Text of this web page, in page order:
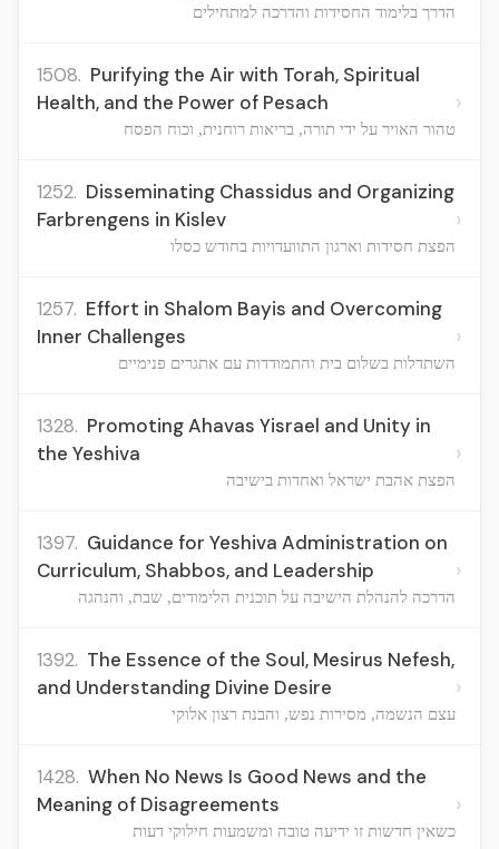
הדרך בלימוד החסידות והדרכה למתחילים
1508. Purifying the Air with Torah, Spiritual
Health, and the Power of Pesach
טהור האויר על ידי תורה, בריאות רוחנית, וכוח הפסח
›
1252. Disseminating Chassidus and Organizing
Farbrengens in Kislev
הפצת חסידות וארגון התוועדויות בחודש כסלו
›
1257. Effort in Shalom Bayis and Overcoming
Inner Challenges
השתדלות בשלום בית והתמודדות עם אתגרים פנימיים
›
1328. Promoting Ahavas Yisrael and Unity in
the Yeshiva
הפצת אהבת ישראל ואחדות בישיבה
›
1397. Guidance for Yeshiva Administration on
Curriculum, Shabbos, and Leadership
הדרכה להנהלת הישיבה על תוכנית הלימודים, שבת, והנהגה
›
1392. The Essence of the Soul, Mesirus Nefesh,
and Understanding Divine Desire
עצם הנשמה, מסירות נפש, והבנת רצון אלוקי
›
1428. When No News Is Good News and the
Meaning of Disagreements
כשאין חדשות זו ידיעה טובה ומשמעות חילוקי דעות
›